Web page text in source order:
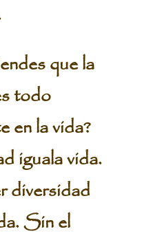
que la
todo
en la vida?
iguala vida.
diversidad
Sin el